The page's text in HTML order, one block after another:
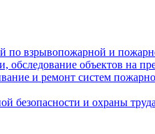
по взрывопожарной и
обследование объектов на
и ремонт систем
безопасности и охраны труда